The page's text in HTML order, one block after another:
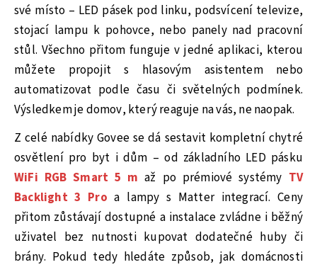
své místo – LED pásek pod linku, podsvícení televize,
stojací lampu k pohovce, nebo panely nad pracovní
stůl. Všechno přitom funguje v jedné aplikaci, kterou
můžete propojit s hlasovým asistentem nebo
automatizovat podle času či světelných podmínek.
Výsledkem je domov, který reaguje na vás, ne naopak.
Z celé nabídky Govee se dá sestavit kompletní chytré
osvětlení pro byt i dům – od základního LED pásku
WiFi RGB Smart 5 m až po prémiové systémy TV
Backlight 3 Pro a lampy s Matter integrací. Ceny
přitom zůstávají dostupné a instalace zvládne i běžný
uživatel bez nutnosti kupovat dodatečné huby či
brány. Pokud tedy hledáte způsob, jak domácnosti